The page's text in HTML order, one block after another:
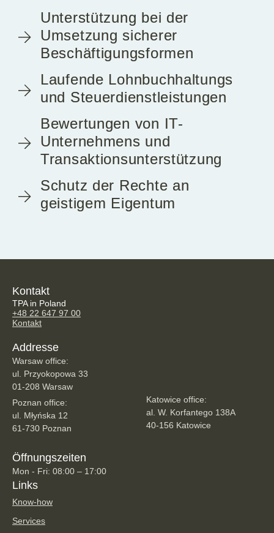
Unterstützung bei der
Umsetzung sicherer
Beschäftigungsformen
Laufende Lohnbuchhaltungs
und Steuerdienstleistungen
Bewertungen von IT-
Unternehmens und
Transaktionsunterstützung
Schutz der Rechte an
geistigem Eigentum
Kontakt
TPA in Poland
+48 22 647 97 00
Kontakt
Addresse
Warsaw office:
ul. Przyokopowa 33
01-208 Warsaw
Poznan office:
ul. Młyńska 12
61-730 Poznan
Katowice office:
al. W. Korfantego 138A
40-156 Katowice
Öffnungszeiten
Mon - Fri: 08:00 – 17:00
Links
Know-how
Services